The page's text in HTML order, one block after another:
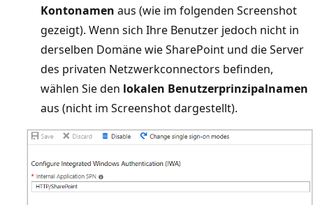
Kontonamen aus (wie im folgenden Screenshot
gezeigt). Wenn sich Ihre Benutzer jedoch nicht in
derselben Domäne wie SharePoint und die Server
des privaten Netzwerkconnectors befinden,
wählen Sie den lokalen Benutzerprinzipalnamen
aus (nicht im Screenshot dargestellt).